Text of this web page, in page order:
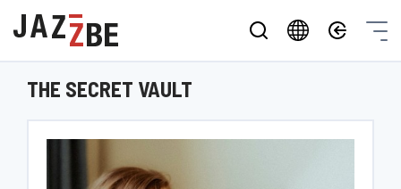
THE SECRET VAULT